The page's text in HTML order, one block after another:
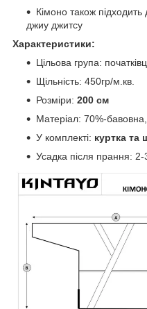
Кімоно також
джиу джитсу
Характеристики:
Цільова група:
Щільність: 450гр/м.кв.
Розміри: 200 см
Матеріал: 70%-
У комплекті: куртка та
Усадка після прання: 2-